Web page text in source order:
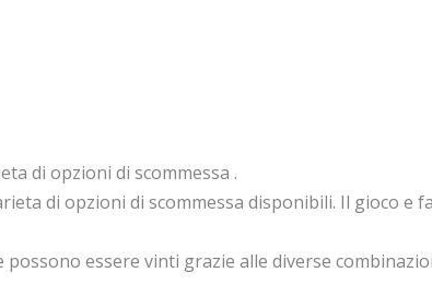
di opzioni di scommessa .
di opzioni di scommessa disponibili. Il gioco e
essere vinti grazie alle diverse